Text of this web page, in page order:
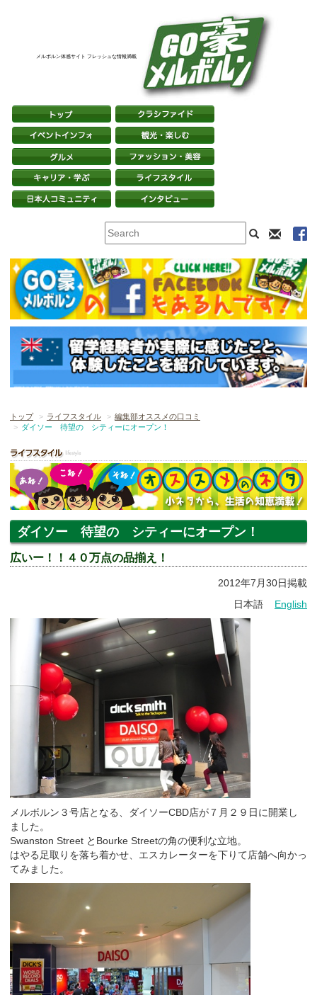
メルボルン体感サイト フレッシュな情報満載
トップ ライフスタイル
編集部オススメの口コミ
ダイソー 待望の シティーにオープン！
ダイソー 待望の シティーにオープン！
広いー！！４０万点の品揃え！
2012年7月30日掲載
日本語 English
メルボルン３号店となる、ダイソーCBD店が７月２９日に開業し
ました。
Swanston Street とBourke Streetの角の便利な立地。
はやる足取りを落ち着かせ、エスカレーターを下りて店舗へ向かっ
てみました。